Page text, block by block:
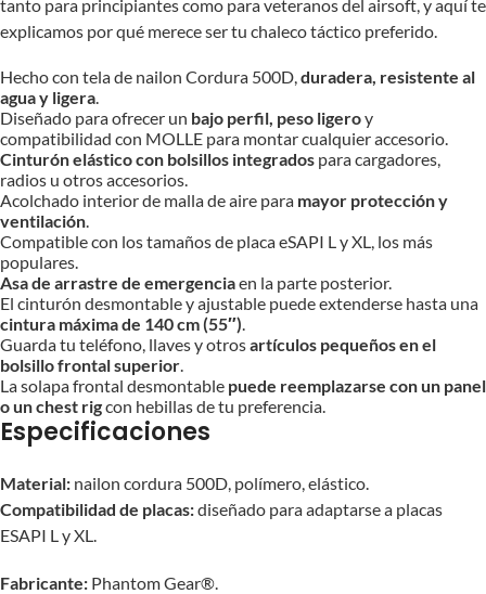
tanto para principiantes como para veteranos del airsoft, y aquí te
explicamos por qué merece ser tu chaleco táctico preferido.
Hecho con tela de nailon Cordura 500D,duradera, resistente al
agua y ligera.
Diseñado para ofrecer un bajo perfil, peso ligeroy
compatibilidad con MOLLE para montar cualquier accesorio.
Cinturón elástico con bolsillos integrados para cargadores,
radios u otros accesorios.
Acolchado interior de malla de aire para mayor protección y
ventilación.
Compatible con los tamaños de placa eSAPI L y XL, los más
populares.
Asa de arrastre de emergenciaen la parte posterior.
El cinturón desmontable y ajustable puede extenderse hasta una
cintura máxima de 140 cm (55″).
Guarda tu teléfono, llaves y otrosartículos pequeños en el
bolsillo frontal superior.
La solapa frontal desmontable puede reemplazarse con un panel
o un chest rigcon hebillas de tu preferencia.
Especificaciones
Material: nailon cordura 500D, polímero, elástico.
Compatibilidad de placas:diseñado para adaptarse a placas
ESAPI L y XL.
Fabricante: Phantom Gear®.